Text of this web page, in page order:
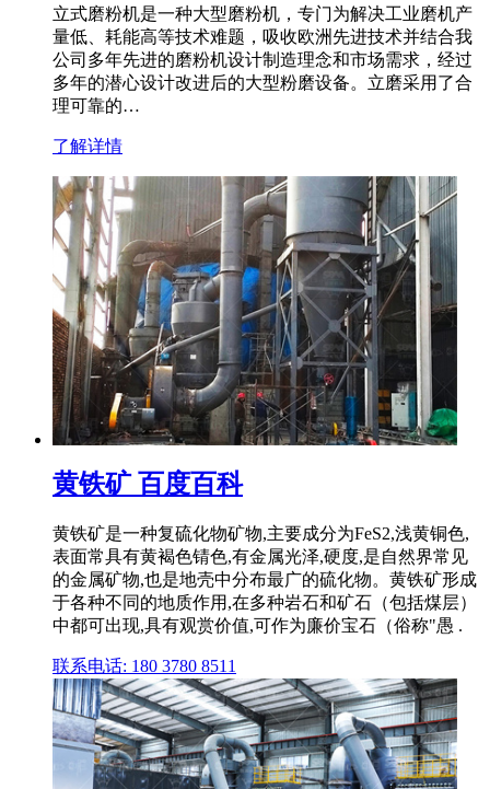
立式磨粉机是一种大型磨粉机，专门为解决工业磨机产
量低、耗能高等技术难题，吸收欧洲先进技术并结合我
公司多年先进的磨粉机设计制造理念和市场需求，经过
多年的潜心设计改进后的大型粉磨设备。立磨采用了合
理可靠的…
了解详情
黄铁矿 百度百科
黄铁矿是一种复硫化物矿物,主要成分为FeS2,浅黄铜色,
表面常具有黄褐色锖色,有金属光泽,硬度,是自然界常见
的金属矿物,也是地壳中分布最广的硫化物。黄铁矿形成
于各种不同的地质作用,在多种岩石和矿石（包括煤层）
中都可出现,具有观赏价值,可作为廉价宝石（俗称"愚 .
联系电话: 180 3780 8511